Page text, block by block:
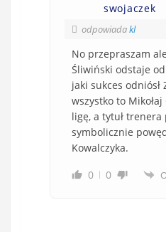
swojaczek
odpowiadakl
No przepraszam
Śliwiński odstaje
jaki sukces odniósł
wszystko to Mikołaj
ligę, a tytuł
symbolicznie
Kowalczyka.
0
0